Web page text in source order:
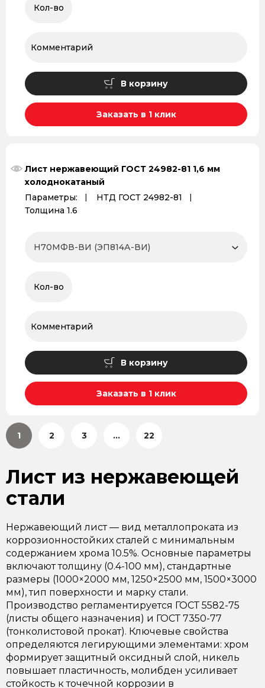
В корзину
Заказать в 1 клик
Лист нержавеющий ГОСТ 24982-81 1,6 мм
холоднокатаный
Параметры:
НТД ГОСТ 24982-81
Толщина 1.6
В корзину
Заказать в 1 клик
1 2 3 ... 22
Лист из нержавеющей
стали
Нержавеющий лист — вид металлопроката из
коррозионностойких сталей с минимальным
содержанием хрома 10.5%. Основные параметры
включают толщину (0.4-100 мм), стандартные
размеры (1000×2000 мм, 1250×2500 мм, 1500×3000
мм), тип поверхности и марку стали.
Производство регламентируется ГОСТ 5582-75
(листы общего назначения) и ГОСТ 7350-77
(тонколистовой прокат). Ключевые свойства
определяются легирующими элементами: хром
формирует защитный оксидный слой, никель
повышает пластичность, молибден усиливает
стойкость к точечной коррозии в